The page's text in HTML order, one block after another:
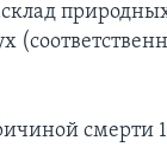
смерти